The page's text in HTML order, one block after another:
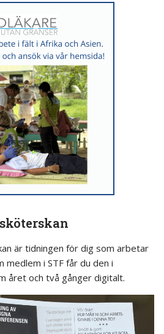
är tidningen för dig som arbetar
medlem i STF får du den i
året och två gånger digitalt.